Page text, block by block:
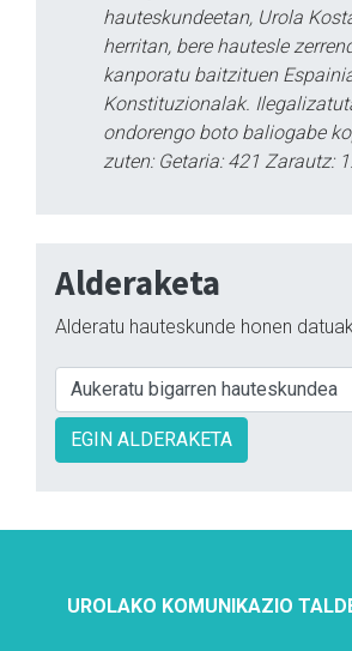
hauteskundeetan, Urola
herritan, bere hautesle
kanporatu baitzituen
Konstituzionalak.
ondorengo boto baliogabe
zuten: Getaria: 421 Zarautz:
Alderaketa
Alderatu hauteskunde honen
EGIN ALDERAKETA
UROLAKO KOMUNIKAZIO